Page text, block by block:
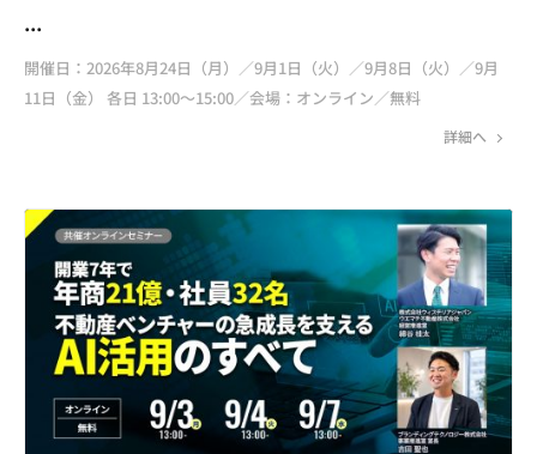
...
開催日：2026年8月24日（月）／9月1日（火）／9月8日（火）／9月
11日（金） 各日 13:00～15:00／会場：オンライン／無料
詳細へ